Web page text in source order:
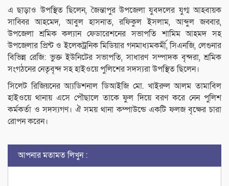
এ ছাড়াও উপস্থিত ছিলেন, জৈন্তাপুর উপজেলা যুবদলের যুগ্ম আহবায়ক
সাব্বির আহমেদ, আবুল হাসনাত, রফিকুল ইসলাম, আব্দুল জব্বার,
উপজেলা শ্রমিক কল্যান ফেডারেশনের সভাপতি শামিম আহমদ সহ
উপজেলার প্রিন্ট ও ইলেকট্রনিক মিডিয়ার গনমাধ্যমকর্মী, সিএনজি, লেগুনার
বিভিন্ন রেজি: ভুক্ত ইউনিটের সভাপতি, সাধারণ সম্পাদক বৃন্দরা, শ্রমিক
সংগঠনের নেতৃবৃন্দ সহ হাইওয়ে পুলিশের সদস্যরা উপস্থিত ছিলেন।
সিলেট রিজিয়নের আ্যডিশনাল ডিআইজি মো. খাইরুল আলম তামাবিল
হাইওয়ে থানায় এসে পৌছালে তাকে ফুল দিয়ে বরণ করে নেন পুলিশ
কর্মকর্তা ও সদস্যগণ। ঐ সময় থানা কম্পাউন্ডে একটি ফলজ বৃক্ষের চারা
রোপন করেন।
আপনার মতামত লিখুন :